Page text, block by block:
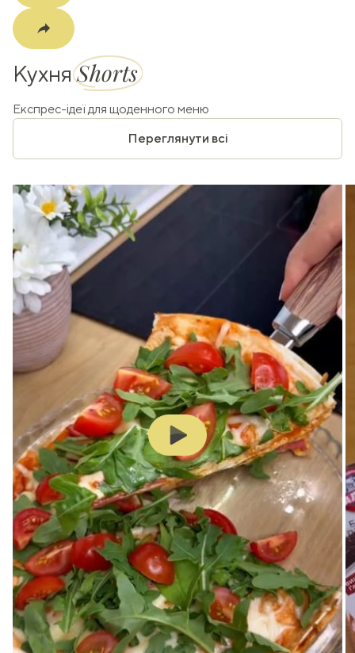
КухняShorts
Експрес-ідеї для щоденного меню
Переглянути всі
Play